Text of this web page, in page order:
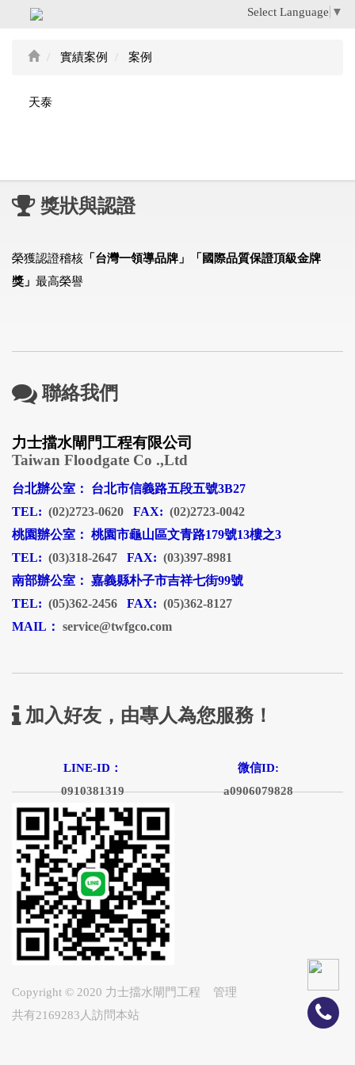
Select Language ▼
實績案例 案例
天泰
獎狀與認證
榮獲認證稽核 「台灣一領導品牌」「國際品質保證頂級金牌
獎」 最高榮譽
聯絡我們
力士擋水閘門工程有限公司
Taiwan Floodgate Co .,Ltd
台北辦公室： 台北市信義路五段五號3B27
TEL: (02)2723-0620 FAX: (02)2723-0042
桃園辦公室： 桃園市龜山區文青路179號13樓之3
TEL: (03)318-2647 FAX: (03)397-8981
南部辦公室： 嘉義縣朴子市吉祥七街99號
TEL: (05)362-2456 FAX: (05)362-8127
MAIL： service@twfgco.com
加入好友，由專人為您服務！
LINE-ID：
0910381319
微信ID:
a0906079828
Copyright © 2020 力士擋水閘門工程
管理
共有2169283人訪問本站